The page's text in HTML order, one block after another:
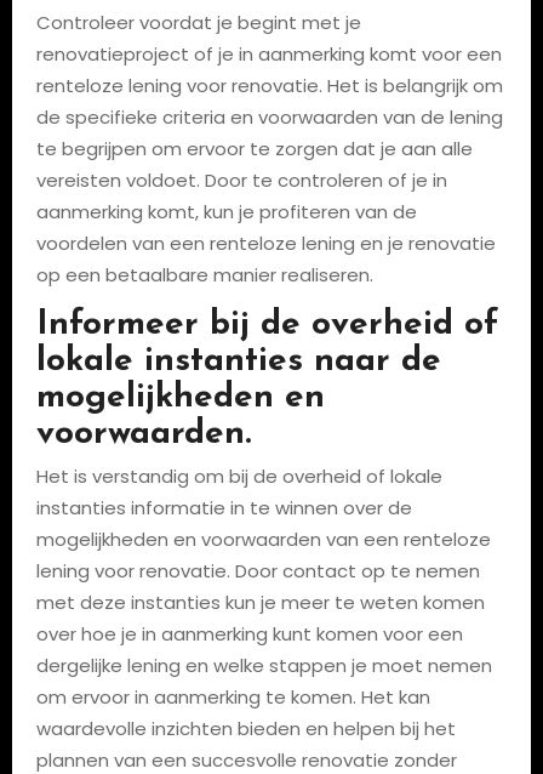
Controleer voordat je begint met je
renovatieproject of je in aanmerking komt voor een
renteloze lening voor renovatie. Het is belangrijk om
de specifieke criteria en voorwaarden van de lening
te begrijpen om ervoor te zorgen dat je aan alle
vereisten voldoet. Door te controleren of je in
aanmerking komt, kun je profiteren van de
voordelen van een renteloze lening en je renovatie
op een betaalbare manier realiseren.
Informeer bij de overheid of
lokale instanties naar de
mogelijkheden en
voorwaarden.
Het is verstandig om bij de overheid of lokale
instanties informatie in te winnen over de
mogelijkheden en voorwaarden van een renteloze
lening voor renovatie. Door contact op te nemen
met deze instanties kun je meer te weten komen
over hoe je in aanmerking kunt komen voor een
dergelijke lening en welke stappen je moet nemen
om ervoor in aanmerking te komen. Het kan
waardevolle inzichten bieden en helpen bij het
plannen van een succesvolle renovatie zonder